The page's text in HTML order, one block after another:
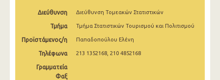
2014
2013
2012
2011
Διεύθυνση Διεύθυνση Τομεακών Στατιστικών
Τμήμα Τμήμα Στατιστικών Τουρισμού και Πολιτισμού
Προϊστάμενος/η Παπαδοπούλου Ελένη
Τηλέφωνα 213 1352168, 210 4852168
Γραμματεία
Φαξ